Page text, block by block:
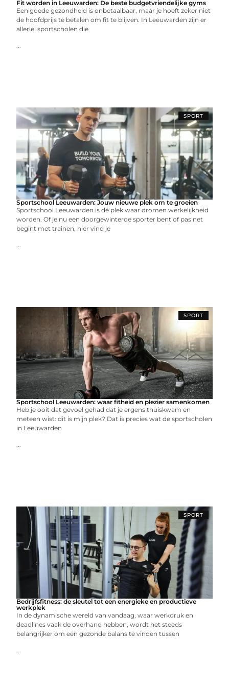
Fit worden in Leeuwarden: De beste budgetvriendelijke gyms
Een goede gezondheid is onbetaalbaar, maar je hoeft zeker niet
de hoofdprijs te betalen om fit te blijven. In Leeuwarden zijn er
allerlei sportscholen die
...
SPORT
Sportschool Leeuwarden: Jouw nieuwe plek om te groeien
Sportschool Leeuwarden is dé plek waar dromen werkelijkheid
worden. Of je nu een doorgewinterde sporter bent of pas net
begint met trainen, hier vind je
...
SPORT
Sportschool Leeuwarden: waar fitheid en plezier samenkomen
Heb je ooit dat gevoel gehad dat je ergens thuiskwam en
meteen wist: dit is mijn plek? Dat is precies wat de sportscholen
in Leeuwarden
...
SPORT
Bedrijfsfitness: de sleutel tot een energieke en productieve
werkplek
In de dynamische wereld van vandaag, waar werkdruk en
deadlines vaak de overhand hebben, wordt het steeds
belangrijker om een gezonde balans te vinden tussen
...